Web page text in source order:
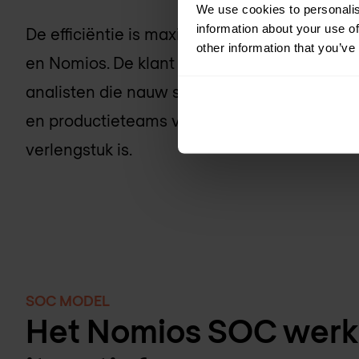
We use cookies to
information about your use
other information that
De efficiëntie is maximaal door de nauwe
en Nomios. De klant heeft rechtstreeks
analisten die nauw samenwerken met de
en productieteams van de klant, waarvoor
verlengstuk is.
SOC MODEL
Het Nomios SOC